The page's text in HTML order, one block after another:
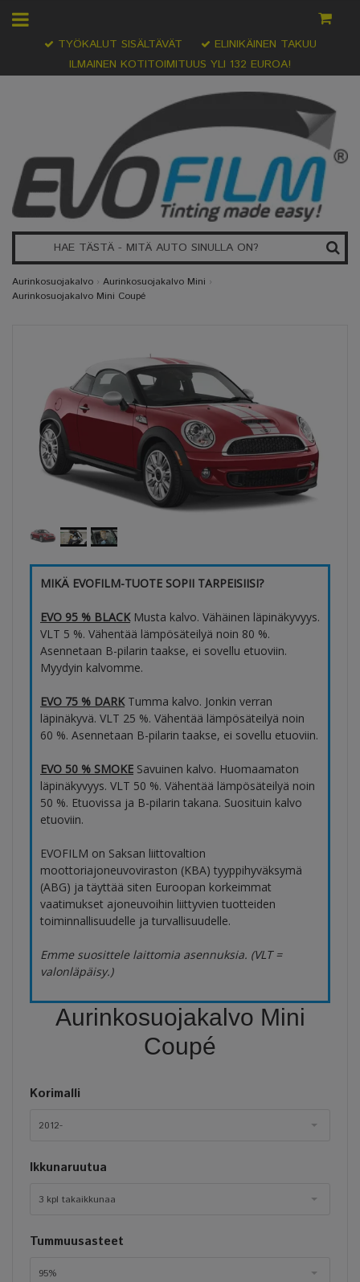
ILMAINEN KOTITOIMITUUS YLI 132 EUROA!
TYÖKALUT SISÄLTÄVÄT ELINIKÄINEN TAKUU
Aurinkosuojakalvo › Aurinkosuojakalvo Mini ›
Aurinkosuojakalvo Mini Coupé
MIKÄ EVOFILM-TUOTE SOPII TARPEISIISI?
EVO 95 % BLACKMusta kalvo. Vähäinen läpinäkyvyys.
VLT 5 %. Vähentää lämpösäteilyä noin 80 %.
Asennetaan B-pilarin taakse, ei sovellu etuoviin.
Myydyin kalvomme.
EVO 75 % DARKTumma kalvo. Jonkin verran
läpinäkyvä. VLT 25 %. Vähentää lämpösäteilyä noin
60 %. Asennetaan B-pilarin taakse, ei sovellu etuoviin.
EVO 50 % SMOKE Savuinen kalvo. Huomaamaton
läpinäkyvyys. VLT 50 %. Vähentää lämpösäteilyä noin
50 %. Etuovissa ja B-pilarin takana. Suosituin kalvo
etuoviin.
EVOFILM on Saksan liittovaltion
moottoriajoneuvoviraston (KBA) tyyppihyväksymä
(ABG) ja täyttää siten Euroopan korkeimmat
vaatimukset ajoneuvoihin liittyvien tuotteiden
toiminnallisuudelle ja turvallisuudelle.
Emme suosittele laittomia asennuksia. (VLT =
valonläpäisy.)
Aurinkosuojakalvo Mini
Coupé
Korimalli
2012-
Ikkunaruutua
3 kpl takaikkunaa
Tummuusasteet
95%